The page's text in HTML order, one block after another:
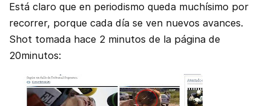
Está claro que en periodismo queda muchísimo por
recorrer, porque cada día se ven nuevos avances.
Shot tomada hace 2 minutos de la página de
20minutos: